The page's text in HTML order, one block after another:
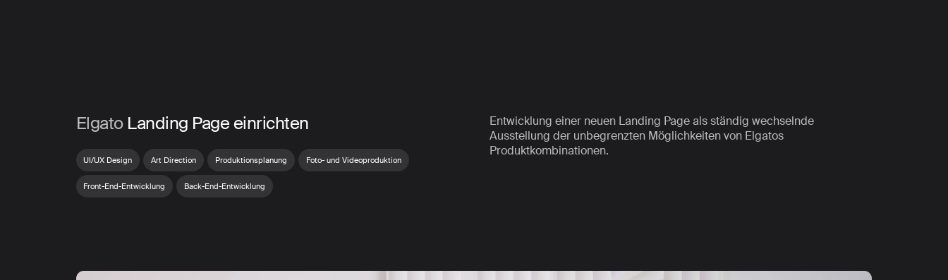
Elgato Landing Page einrichten
UI/UX Design Art Direction Produktionsplanung Foto- und Videoproduktion
Front-End-Entwicklung Back-End-Entwicklung
Entwicklung einer neuen Landing Page als ständig wechselnde
Ausstellung der unbegrenzten Möglichkeiten von Elgatos
Produktkombinationen.